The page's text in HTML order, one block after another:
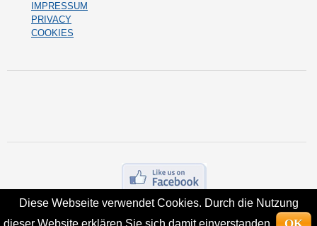
IMPRESSUM
PRIVACY
COOKIES
Diese Webseite verwendet Cookies. Durch die Nutzung
dieser Website erklären Sie sich damit einverstanden.